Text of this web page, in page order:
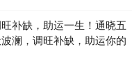
补缺，助运一生！通晓五
澜，调旺补缺，助运你的